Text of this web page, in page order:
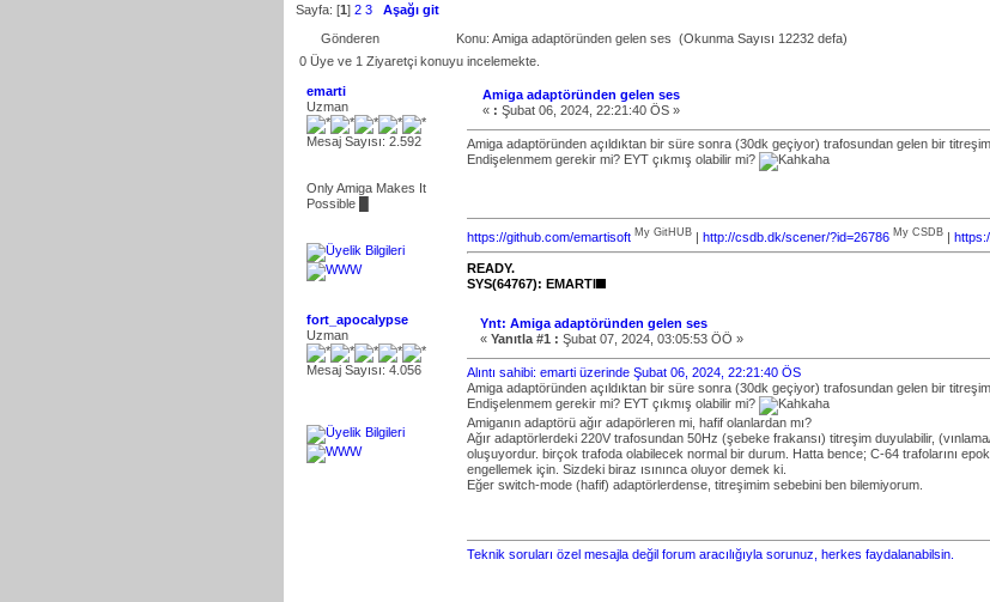
Sayfa: [1] 2 3
Aşağı git
Gönderen
Konu: Amiga adaptöründen gelen ses (Okunma Sayısı 12232 defa)
0 Üye ve 1 Ziyaretçi konuyu incelemekte.
emarti
Uzman
Mesaj Sayısı: 2.592
Only Amiga Makes It
Possible █
Amiga adaptöründen gelen ses
« : Şubat 06, 2024, 22:21:40 ÖS »
Amiga adaptöründen açıldıktan bir süre sonra (30dk geçiyor) trafosundan gelen bir
Endişelenmem gerekir mi? EYT çıkmış olabilir mi?
https://github.com/emartisoft My GitHUB | http://csdb.dk/scener/?id=26786 My CSDB |
READY.
SYS(64767): EMARTI
fort_apocalypse
Uzman
Mesaj Sayısı: 4.056
Ynt: Amiga adaptöründen gelen ses
« Yanıtla #1 : Şubat 07, 2024, 03:05:53 ÖÖ »
Alıntı sahibi: emarti üzerinde Şubat 06, 2024, 22:21:40 ÖS
Amiga adaptöründen açıldıktan bir süre sonra (30dk geçiyor) trafosundan gelen bir
Endişelenmem gerekir mi? EYT çıkmış olabilir mi?
Amiganın adaptörü ağır adapörleren mi, hafif olanlardan mı?
Ağır adaptörlerdeki 220V trafosundan 50Hz (şebeke frakansı) titreşim duyulabilir,
oluşuyordur. birçok trafoda olabilecek normal bir durum. Hatta bence; C-64 trafolarını
engellemek için. Sizdeki biraz ısınınca oluyor demek ki.
Eğer switch-mode (hafif) adaptörlerdense, titreşimim sebebini ben bilemiyorum.
Teknik soruları özel mesajla değil forum aracılığıyla sorunuz, herkes faydalanabilsin.